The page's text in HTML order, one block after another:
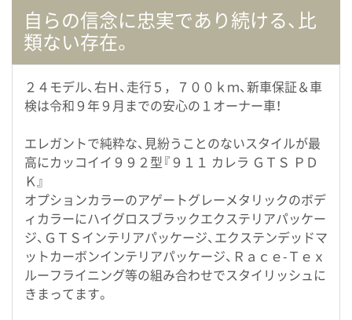
自らの信念に忠実であり続ける、比
類ない存在。
２４モデル、右Ｈ、走行５，７００ｋｍ、新車保証＆車
検は令和９年９月までの安心の１オーナー車！
エレガントで純粋な、見紛うことのないスタイルが最
高にカッコイイ９９２型『９１１ カレラ ＧＴＳ ＰＤ
Ｋ』
オプションカラーのアゲートグレーメタリックのボデ
ィカラーにハイグロスブラックエクステリアパッケー
ジ、ＧＴＳインテリアパッケージ、エクステンデッドマ
ットカーボンインテリアパッケージ、Ｒａｃｅ-Ｔｅｘ
ルーフライニング等の組み合わせでスタイリッシュに
きまってます。